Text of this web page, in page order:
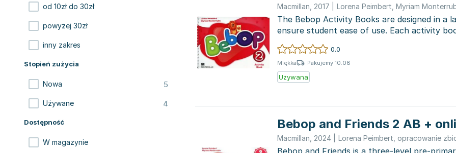
od 10zł do 30zł
powyżej 30zł
inny zakres
Stopień zużycia
Nowa 5
Używane 4
Dostępność
W magazynie
Macmillan 2017 Lorena Peimbert Myriam
The Bebop Activity Books are designed in a
ensure student ease of use. Each activity
pages and is...
0.0
Miękka Pakujemy 10.08
Używana
Bebop and Friends 2 AB +
Macmillan 2024 Lorena Peimbert opracowanie
Bebop and Friends is a three-level pre-